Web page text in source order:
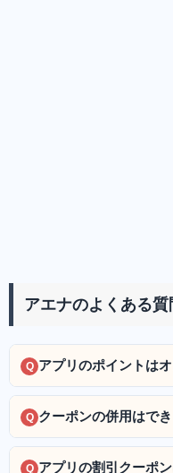
アエナのよくある質
Q アプリのポイントは
Q クーポンの併用はで
Q アプリの割引クーポ